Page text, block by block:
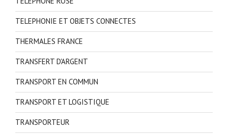
TELEPHONIE ET OBJETS CONNECTES
THERMALES FRANCE
TRANSFERT D'ARGENT
TRANSPORT EN COMMUN
TRANSPORT ET LOGISTIQUE
TRANSPORTEUR